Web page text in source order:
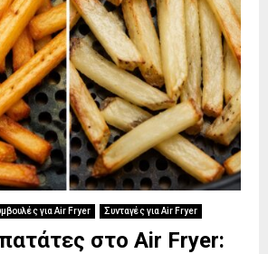
για Air Fryer Συνταγές για Air Fryer
στο Air Fryer: